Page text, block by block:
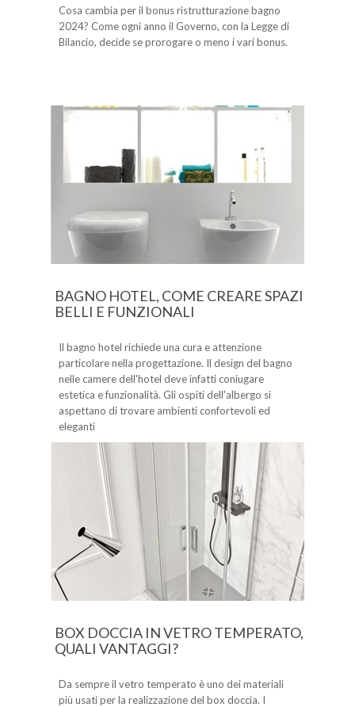
Cosa cambia per il bonus ristrutturazione bagno
2024? Come ogni anno il Governo, con la Legge di
Bilancio, decide se prorogare o meno i vari bonus.
BAGNO HOTEL, COME CREARE SPAZI
BELLI E FUNZIONALI
Il bagno hotel richiede una cura e attenzione
particolare nella progettazione. Il design del bagno
nelle camere dell'hotel deve infatti coniugare
estetica e funzionalità. Gli ospiti dell'albergo si
aspettano di trovare ambienti confortevoli ed
eleganti
BOX DOCCIA IN VETRO TEMPERATO,
QUALI VANTAGGI?
Da sempre il vetro temperato è uno dei materiali
più usati per la realizzazione del box doccia. I